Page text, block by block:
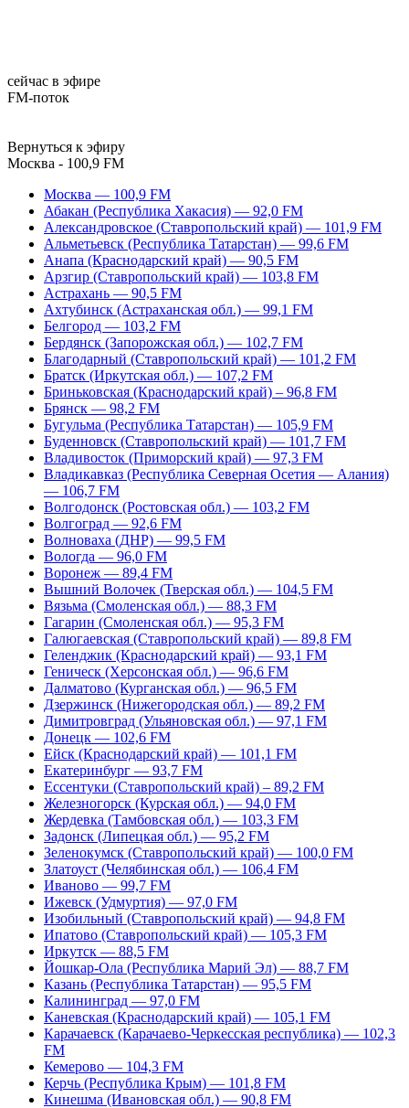
сейчас в эфире
FM-поток
Вернуться к эфиру
Москва - 100,9 FM
Москва — 100,9 FM
Абакан (Республика Хакасия) — 92,0 FM
Александровское (Ставропольский край) — 101,9 FM
Альметьевск (Республика Татарстан) — 99,6 FM
Анапа (Краснодарский край) — 90,5 FM
Арзгир (Ставропольский край) — 103,8 FM
Астрахань — 90,5 FM
Ахтубинск (Астраханская обл.) — 99,1 FM
Белгород — 103,2 FM
Бердянск (Запорожская обл.) — 102,7 FM
Благодарный (Ставропольский край) — 101,2 FM
Братск (Иркутская обл.) — 107,2 FM
Бриньковская (Краснодарский край) – 96,8 FM
Брянск — 98,2 FM
Бугульма (Республика Татарстан) — 105,9 FM
Буденновск (Ставропольский край) — 101,7 FM
Владивосток (Приморский край) — 97,3 FM
Владикавказ (Республика Северная Осетия — Алания)
— 106,7 FM
Волгодонск (Ростовская обл.) — 103,2 FM
Волгоград — 92,6 FM
Волноваха (ДНР) — 99,5 FM
Вологда — 96,0 FM
Воронеж — 89,4 FM
Вышний Волочек (Тверская обл.) — 104,5 FM
Вязьма (Смоленская обл.) — 88,3 FM
Гагарин (Смоленская обл.) — 95,3 FM
Галюгаевская (Ставропольский край) — 89,8 FM
Геленджик (Краснодарский край) — 93,1 FM
Геническ (Херсонская обл.) — 96,6 FM
Далматово (Курганская обл.) — 96,5 FM
Дзержинск (Нижегородская обл.) — 89,2 FM
Димитровград (Ульяновская обл.) — 97,1 FM
Донецк — 102,6 FM
Ейск (Краснодарский край) — 101,1 FM
Екатеринбург — 93,7 FM
Ессентуки (Ставропольский край) – 89,2 FM
Железногорск (Курская обл.) — 94,0 FM
Жердевка (Тамбовская обл.) — 103,3 FM
Задонск (Липецкая обл.) — 95,2 FM
Зеленокумск (Ставропольский край) — 100,0 FM
Златоуст (Челябинская обл.) — 106,4 FM
Иваново — 99,7 FM
Ижевск (Удмуртия) — 97,0 FM
Изобильный (Ставропольский край) — 94,8 FM
Ипатово (Ставропольский край) — 105,3 FM
Иркутск — 88,5 FM
Йошкар-Ола (Республика Марий Эл) — 88,7 FM
Казань (Республика Татарстан) — 95,5 FM
Калининград — 97,0 FM
Каневская (Краснодарский край) — 105,1 FM
Карачаевск (Карачаево-Черкесская республика) — 102,3
FM
Кемерово — 104,3 FM
Керчь (Республика Крым) — 101,8 FM
Кинешма (Ивановская обл.) — 90,8 FM